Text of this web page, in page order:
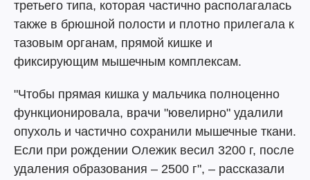
третьего типа, которая частично располагалась
также в брюшной полости и плотно прилегала к
тазовым органам, прямой кишке и
фиксирующим мышечным комплексам.
"Чтобы прямая кишка у мальчика полноценно
функционировала, врачи "ювелирно" удалили
опухоль и частично сохранили мышечные ткани.
Если при рождении Олежик весил 3200 г, после
удаления образования – 2500 г", – рассказали